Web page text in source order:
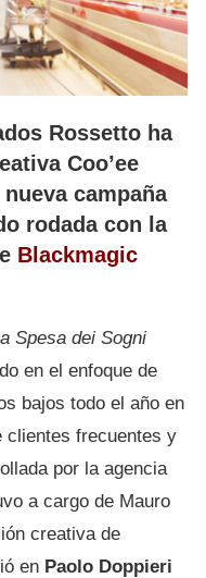
Rossetto ha
Coo’ee
campaña
rodada con la
Blackmagic
Spesa dei Sogni
en el enfoque de
bajos todo el año en
clientes frecuentes y
por la agencia
a cargo de Mauro
creativa de
en Paolo Doppieri